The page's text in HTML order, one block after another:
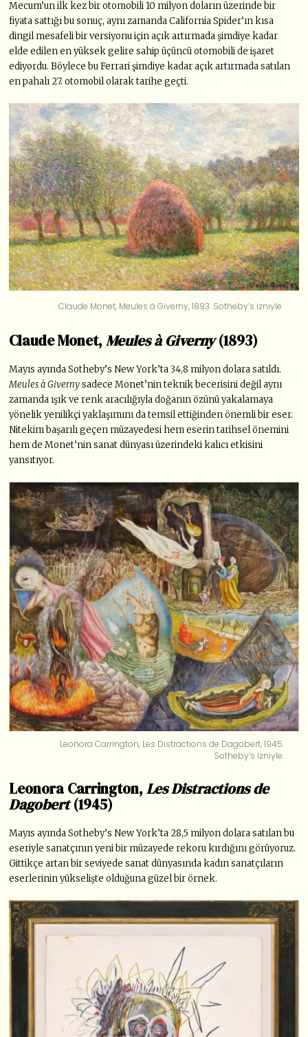
Mecum’un ilk kez bir otomobili 10 milyon doların üzerinde bir
fiyata sattığı bu sonuç, aynı zamanda California Spider’ın kısa
dingil mesafeli bir versiyonu için açık artırmada şimdiye kadar
elde edilen en yüksek gelire sahip üçüncü otomobili de işaret
ediyordu. Böylece bu Ferrari şimdiye kadar açık artırmada satılan
en pahalı 27. otomobil olarak tarihe geçti.
Claude Monet, Meules à Giverny, 1893. Sotheby’s izniyle
Claude Monet,Meules à Giverny(1893)
Mayıs ayında Sotheby’s New York’ta 34,8 milyon dolara satıldı.
Meules à Givernysadece Monet’nin teknik becerisini değil aynı
zamanda ışık ve renk aracılığıyla doğanın özünü yakalamaya
yönelik yenilikçi yaklaşımını da temsil ettiğinden önemli bir eser.
Nitekim başarılı geçen müzayedesi hem eserin tarihsel önemini
hem de Monet’nin sanat dünyası üzerindeki kalıcı etkisini
yansıtıyor.
Leonora Carrington, Les Distractions de Dagobert, 1945.
Sotheby’s izniyle.
Leonora Carrington,Les Distractions de
Dagobert(1945)
Mayıs ayında Sotheby’s New York’ta 28,5 milyon dolara satılan bu
eseriyle sanatçının yeni bir müzayede rekoru kırdığını görüyoruz.
Gittikçe artan bir seviyede sanat dünyasında kadın sanatçıların
eserlerinin yükselişte olduğuna güzel bir örnek.